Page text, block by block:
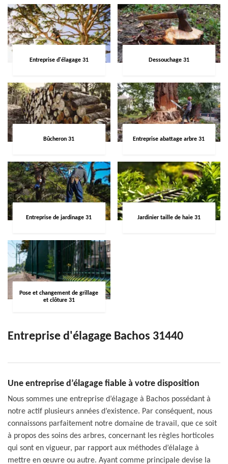
Entreprise d'élagage 31 Dessouchage 31
Bûcheron 31 Entreprise abattage arbre 31
Entreprise de jardinage 31 Jardinier taille de haie 31
Pose et changement de grillage
et clôture 31
Entreprise d'élagage Bachos 31440
Une entreprise d’élagage fiable à votre disposition
Nous sommes une entreprise d’élagage à Bachos possédant à
notre actif plusieurs années d’existence. Par conséquent, nous
connaissons parfaitement notre domaine de travail, que ce soit
à propos des soins des arbres, concernant les règles horticoles
qui sont en vigueur, par rapport aux méthodes d’élalage à
mettre en œuvre ou autre. Ayant comme principale devise la